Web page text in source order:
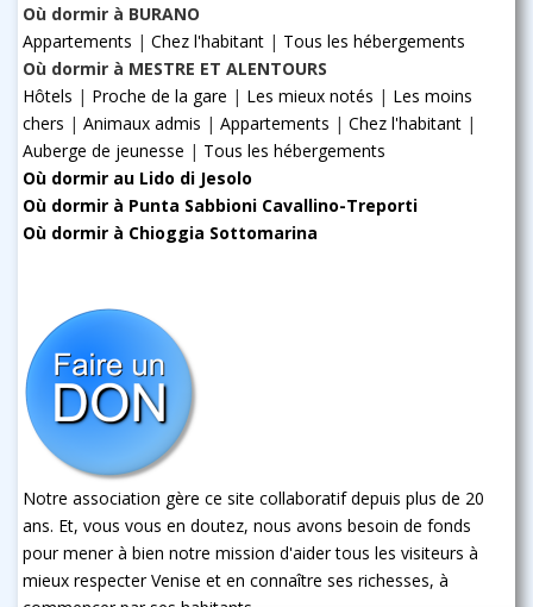
Où dormir à BURANO
Appartements | Chez l'habitant | Tous les hébergements
Où dormir à MESTRE ET ALENTOURS
Hôtels | Proche de la gare | Les mieux notés | Les moins
chers | Animaux admis | Appartements | Chez l'habitant |
Auberge de jeunesse | Tous les hébergements
Où dormir au Lido di Jesolo
Où dormir à Punta Sabbioni Cavallino-Treporti
Où dormir à Chioggia Sottomarina
Notre association gère ce site collaboratif depuis plus de 20
ans. Et, vous vous en doutez, nous avons besoin de fonds
pour mener à bien notre mission d'aider tous les visiteurs à
mieux respecter Venise et en connaître ses richesses, à